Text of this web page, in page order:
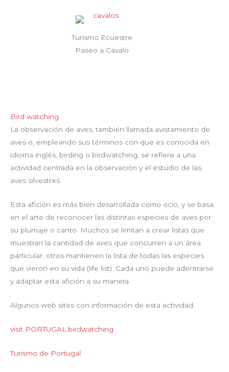
Turismo Ecuestre
Paseo a Cavalo
Bird watching
La observación de aves, también llamada avistamiento de
aves o, empleando sus términos con que es conocida en
idioma inglés, birding o birdwatching, se refiere a una
actividad centrada en la observación y el estudio de las
aves silvestres.
Esta afición es más bien desarrollada como ocio, y se basa
en el arte de reconocer las distintas especies de aves por
su plumaje o canto. Muchos se limitan a crear listas que
muestran la cantidad de aves que concurren a un área
particular; otros mantienen la lista de todas las especies
que vieron en su vida (life list). Cada uno puede adentrarse
y adaptar esta afición a su manera.
Algunos web sites con información de esta actividad.
visit PORTUGAL birdwatching
Turismo de Portugal